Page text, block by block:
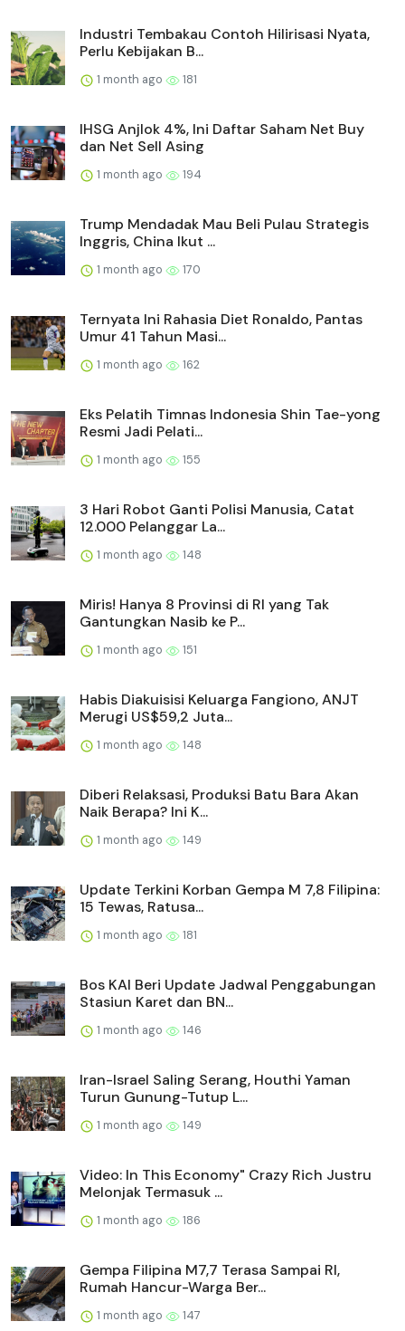
Industri Tembakau Contoh Hilirisasi Nyata,
Perlu Kebijakan B...
1 month ago 181
IHSG Anjlok 4%, Ini Daftar Saham Net Buy
dan Net Sell Asing
1 month ago 194
Trump Mendadak Mau Beli Pulau Strategis
Inggris, China Ikut ...
1 month ago 170
Ternyata Ini Rahasia Diet Ronaldo, Pantas
Umur 41 Tahun Masi...
1 month ago 162
Eks Pelatih Timnas Indonesia Shin Tae-yong
Resmi Jadi Pelati...
1 month ago 155
3 Hari Robot Ganti Polisi Manusia, Catat
12.000 Pelanggar La...
1 month ago 148
Miris! Hanya 8 Provinsi di RI yang Tak
Gantungkan Nasib ke P...
1 month ago 151
Habis Diakuisisi Keluarga Fangiono, ANJT
Merugi US$59,2 Juta...
1 month ago 148
Diberi Relaksasi, Produksi Batu Bara Akan
Naik Berapa? Ini K...
1 month ago 149
Update Terkini Korban Gempa M 7,8 Filipina:
15 Tewas, Ratusa...
1 month ago 181
Bos KAI Beri Update Jadwal Penggabungan
Stasiun Karet dan BN...
1 month ago 146
Iran-Israel Saling Serang, Houthi Yaman
Turun Gunung-Tutup L...
1 month ago 149
Video: In This Economy" Crazy Rich Justru
Melonjak Termasuk ...
1 month ago 186
Gempa Filipina M7,7 Terasa Sampai RI,
Rumah Hancur-Warga Ber...
1 month ago 147